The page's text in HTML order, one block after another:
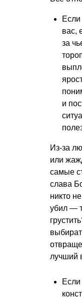
Если
вас,
за
и
Из-за
или
самые
слава
никто
убил —
лучший